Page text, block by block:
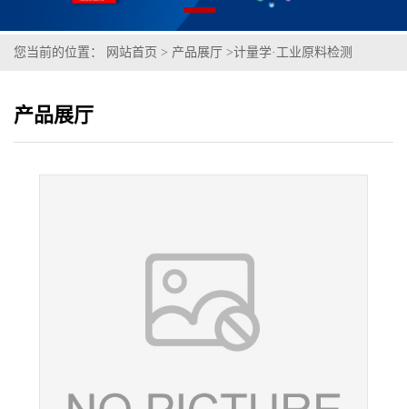
您当前的位置： 网站首页 > 产品展厅 >计量学·工业原料检测
份:C/Si/Mn/P/S/Cr/Ni/Mo/V/Cu/Al/Ti)
产品展厅